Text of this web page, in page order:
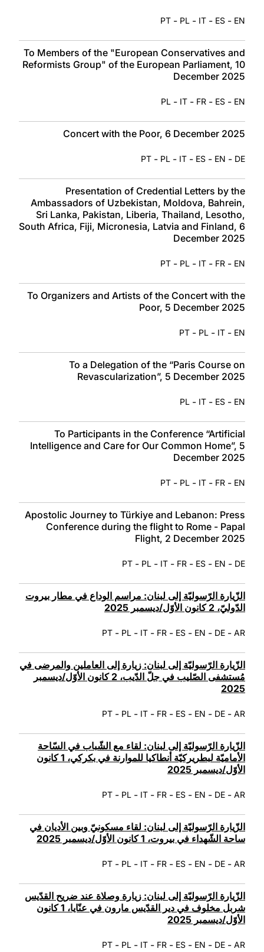
EN
-
ES
-
IT
-
PL
-
PT
To Members of the "European Conservatives and
Reformists Group" of the European Parliament, 10
December 2025
EN
-
ES
-
FR
-
IT
-
PL
Concert with the Poor, 6 December 2025
DE
-
EN
-
ES
-
IT
-
PL
-
PT
Presentation of Credential Letters by the
Ambassadors of Uzbekistan, Moldova, Bahrein,
Sri Lanka, Pakistan, Liberia, Thailand, Lesotho,
South Africa, Fiji, Micronesia, Latvia and Finland, 6
December 2025
EN
-
FR
-
IT
-
PL
-
PT
To Organizers and Artists of the Concert with the
Poor, 5 December 2025
EN
-
IT
-
PL
-
PT
To a Delegation of the “Paris Course on
Revascularization”, 5 December 2025
EN
-
ES
-
IT
-
PL
To Participants in the Conference “Artificial
Intelligence and Care for Our Common Home”, 5
December 2025
EN
-
FR
-
IT
-
PL
-
PT
Apostolic Journey to Türkiye and Lebanon: Press
Conference during the flight to Rome - Papal
Flight, 2 December 2025
DE
-
EN
-
ES
-
FR
-
IT
-
PL
-
PT
الزّيارة الرّسوليّة إلى لبنان: مراسم الوداع في مطار بيروت
الدّوليّ، 2 كانون الأوّل/ديسمبر 2025
AR
-
DE
-
EN
-
ES
-
FR
-
IT
-
PL
-
PT
الزّيارة الرّسوليّة إلى لبنان: زيارة إلى العاملين والمرضى في
مُستشفى الصّليب في جلّ الدّيب، 2 كانون الأوّل/ديسمبر
2025
AR
-
DE
-
EN
-
ES
-
FR
-
IT
-
PL
-
PT
الزّيارة الرّسوليّة إلى لبنان: لقاء مع الشّباب في السّاحة
الأماميّة لبطريركيّة أنطاكيا للموارنة في بكركي، 1 كانون
الأوّل/ديسمبر 2025
AR
-
DE
-
EN
-
ES
-
FR
-
IT
-
PL
-
PT
الزّيارة الرّسوليّة إلى لبنان: لقاء مسكونيّ وبين الأديان في
ساحة الشّهداء في بيروت، 1 كانون الأوّل/ديسمبر 2025
AR
-
DE
-
EN
-
ES
-
FR
-
IT
-
PL
-
PT
الزّيارة الرّسوليّة إلى لبنان: زيارة وصلاة عند ضريح القدّيس
شربل مخلوف في دير القدّيس مارون في عنّايا، 1 كانون
الأوّل/ديسمبر 2025
AR
-
DE
-
EN
-
ES
-
FR
-
IT
-
PL
-
PT